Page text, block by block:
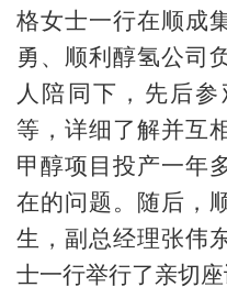
格女士一行在顺成
勇、顺利醇氢公司
人陪同下，先后
等，详细了解并互
甲醇项目投产一年
在的问题。随后，
生，副总经理张伟
士一行举行了亲切座